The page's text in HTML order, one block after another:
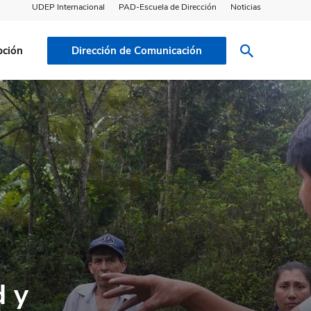
UDEP Internacional PAD-Escuela de Dirección Noticias
Dirección de Comunicación
y